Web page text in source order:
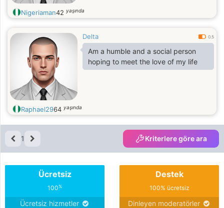
Nigeriaman42 yaşında
Delta 0.5
Am a humble and a social person
hoping to meet the love of my life
Raphael2964 yaşında
1 Kriterlere göre ara
Ücretsiz
100%
Ücretsiz hizmetler
Destek
100% ücretsiz
Dinleyen moderatörler